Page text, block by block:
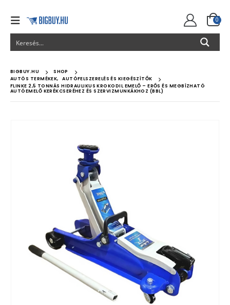
0
BIGBUY.HU
SHOP
AUTÓS TERMÉKEK,
AUTÓFELSZERELÉS ÉS KIEGÉSZÍTŐK
FLINKE 2,5 TONNÁS HIDRAULIKUS KROKODIL EMELŐ – ERŐS ÉS MEGBÍZHATÓ
AUTÓEMELŐ KERÉKCSERÉHEZ ÉS SZERVIZMUNKÁKHOZ (BBL)